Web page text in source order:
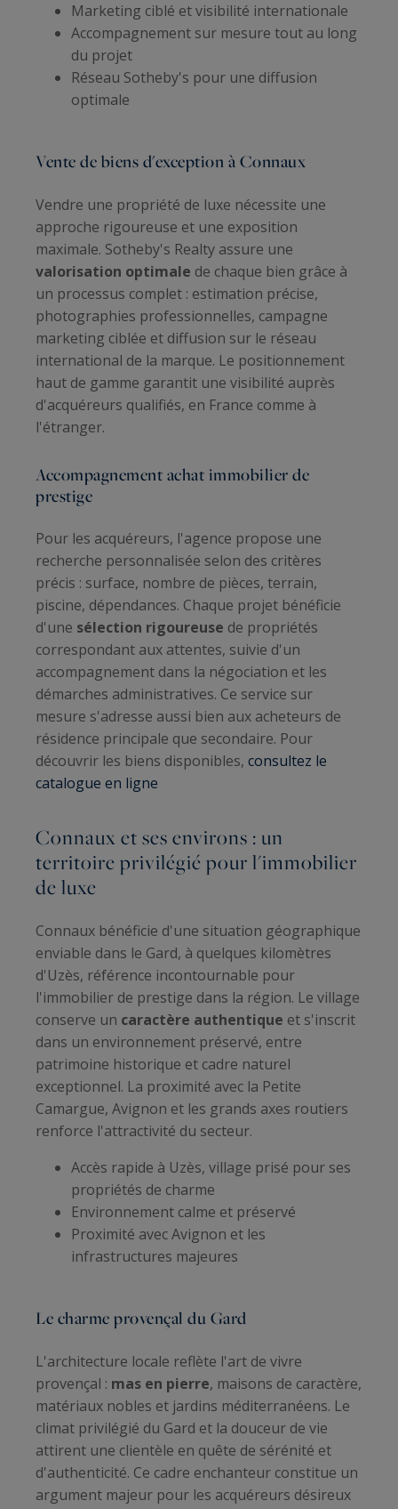
Marketing ciblé et visibilité internationale
Accompagnement sur mesure tout au long
du projet
Réseau Sotheby's pour une diffusion
optimale
Vente de biens d'exception à Connaux
Vendre une propriété de luxe nécessite une
approche rigoureuse et une exposition
maximale. Sotheby's Realty assure une
valorisation optimale de chaque bien grâce à
un processus complet : estimation précise,
photographies professionnelles, campagne
marketing ciblée et diffusion sur le réseau
international de la marque. Le positionnement
haut de gamme garantit une visibilité auprès
d'acquéreurs qualifiés, en France comme à
l'étranger.
Accompagnement achat immobilier de
prestige
Pour les acquéreurs, l'agence propose une
recherche personnalisée selon des critères
précis : surface, nombre de pièces, terrain,
piscine, dépendances. Chaque projet bénéficie
d'une sélection rigoureuse de propriétés
correspondant aux attentes, suivie d'un
accompagnement dans la négociation et les
démarches administratives. Ce service sur
mesure s'adresse aussi bien aux acheteurs de
résidence principale que secondaire. Pour
découvrir les biens disponibles, consultez le
catalogue en ligne
Connaux et ses environs : un
territoire privilégié pour l'immobilier
de luxe
Connaux bénéficie d'une situation géographique
enviable dans le Gard, à quelques kilomètres
d'Uzès, référence incontournable pour
l'immobilier de prestige dans la région. Le village
conserve un caractère authentique et s'inscrit
dans un environnement préservé, entre
patrimoine historique et cadre naturel
exceptionnel. La proximité avec la Petite
Camargue, Avignon et les grands axes routiers
renforce l'attractivité du secteur.
Accès rapide à Uzès, village prisé pour ses
propriétés de charme
Environnement calme et préservé
Proximité avec Avignon et les
infrastructures majeures
Le charme provençal du Gard
L'architecture locale reflète l'art de vivre
provençal : mas en pierre, maisons de caractère,
matériaux nobles et jardins méditerranéens. Le
climat privilégié du Gard et la douceur de vie
attirent une clientèle en quête de sérénité et
d'authenticité. Ce cadre enchanteur constitue un
argument majeur pour les acquéreurs désireux